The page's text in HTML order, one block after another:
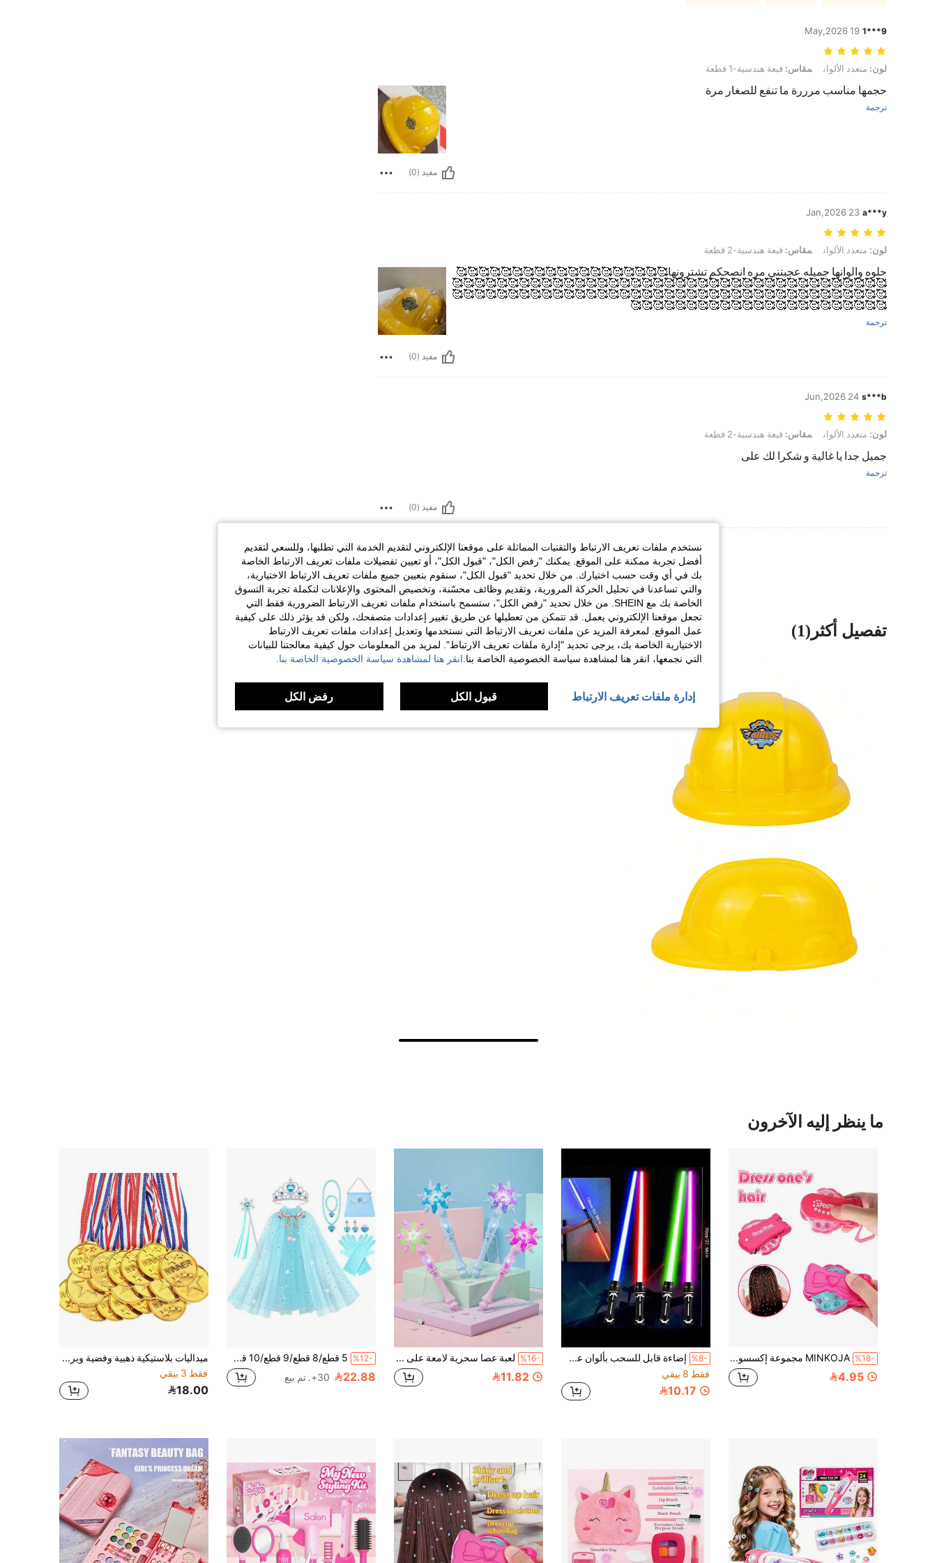
9***1
19 May,2026
لون: متعدد الألوان, مقاس: قبعة هندسية-1 قطعة
لون: متعدد الألوان مقاس: قبعة هندسية-1 قطعة
حجمها مناسب مرررة ما تنفع للصغار مرة
ترجمة
مفيد (0)
a***y
23 Jan,2026
لون: متعدد الألوان, مقاس: قبعة هندسية-2 قطعة
لون: متعدد الألوان مقاس: قبعة هندسية-2 قطعة
حلوه والوانها جميله عجبتني مره انصحكم تشترونها🥰🥰🥰🥰🥰🥰🥰🥰🥰🥰🥰🥰🥰🥰🥰🥰🥰🥰🥰
🥰🥰🥰🥰🥰🥰🥰🥰🥰🥰🥰🥰🥰🥰🥰🥰🥰🥰🥰🥰🥰🥰🥰🥰🥰🥰🥰🥰🥰🥰🥰🥰🥰🥰🥰🥰🥰🥰🥰
🥰🥰🥰🥰🥰🥰🥰🥰🥰🥰🥰🥰🥰🥰🥰🥰🥰🥰🥰🥰🥰🥰🥰🥰🥰🥰🥰🥰🥰🥰🥰🥰🥰🥰🥰🥰🥰🥰🥰
🥰🥰🥰🥰🥰🥰🥰🥰🥰🥰🥰🥰🥰🥰🥰🥰🥰🥰🥰🥰🥰🥰🥰
ترجمة
مفيد (0)
s***b
24 Jun,2026
لون: متعدد الألوان, مقاس: قبعة هندسية-2 قطعة
لون: متعدد الألوان مقاس: قبعة هندسية-2 قطعة
جميل جدا يا غالية و شكرا لك على
ترجمة
مفيد (0)
عرض المزيد من المراجعات
تفصيل أكثر(1)
ما ينظر إليه الآخرون
%18- MINKOJA مجموعة إكسسوارات الشعر للحفلات DIY، 1 مجموعة /100 قطعة /120 قطعة /220 قطعة، مصممة بشكل جميل، شكل ساحر. ، هدايا عيد الهالوين أو عيد الميلاد أو . (أي لون ماسة)
4.95
%8-
إضاءة قابل للسحب بألوان عشوائية، لعبة تفاعلية للأطفال، هدية للمناسبات والأعياد، لعبة إجهاد مزودة بوظيفتي الوميض والإضاءة (البطاريات غير مشمولة)، ألوان متنوعة
فقط 8 بيقي
10.17
%16- لعبة عصا سحرية لامعة على شكل ندفة ثلجية - لعبة عصا سحرية تفاعلية مضيئة، مناسبة للفتيات - تعمل بالحركة، تأثيرات سحرية - مثالية لحفلات أعياد الميلاد وألعاب الأميرات، ألعاب أطفال، فتيات، فستان (مطاطي قليلاً)، فستان، ألعاب
11.82
%12- 5 قطع/8 قطع/9 قطع/10 قطع/11 قطعة/12 قطعة مجموعة رداء الأميرة، رداء التنكر مع تاج وعصا سحرية ومجوهرات وحقيبة، ملابس تنكرية للبنات الصغيرات، رداء الأميرة هدية عيد الميلاد والكريسماس (أزرق) (بعض الملحقات لها ألوان وأنماط وكميات وأنماط عشوائية)
22.88 30+. تم بيع
ميداليات بلاستيكية ذهبية وفضية وبرونزية بكميات 10/30 قطعة للمسابقات الخاصة بالأطفال
فقط 3 بيقي
18.00
نستخدم ملفات تعريف الارتباط والتقنيات المماثلة على موقعنا الإلكتروني لتقديم الخدمة التي تطلبها، وللسعي لتقديم
أفضل تجربة ممكنة على الموقع. يمكنك "رفض الكل"، "قبول الكل"، أو تعيين تفضيلات ملفات تعريف الارتباط الخاصة
بك في أي وقت حسب اختيارك. من خلال تحديد "قبول الكل"، سنقوم بتعيين جميع ملفات تعريف الارتباط الاختيارية،
والتي تساعدنا في تحليل الحركة المرورية، وتقديم وظائف محسّنة، وتخصيص المحتوى والإعلانات لتكملة تجربة التسوق
الخاصة بك مع SHEIN. من خلال تحديد "رفض الكل"، ستسمح باستخدام ملفات تعريف الارتباط الضرورية فقط التي
تجعل موقعنا الإلكتروني يعمل. قد تتمكن من تعطيلها عن طريق تغيير إعدادات متصفحك، ولكن قد يؤثر ذلك على كيفية
عمل الموقع. لمعرفة المزيد عن ملفات تعريف الارتباط التي نستخدمها وتعديل إعدادات ملفات تعريف الارتباط
الاختيارية الخاصة بك، يرجى تحديد "إدارة ملفات تعريف الارتباط". لمزيد من المعلومات حول كيفية معالجتنا للبيانات
التي نجمعها، انقر هنا لمشاهدة سياسة الخصوصية الخاصة بنا. انقر هنا لمشاهدة سياسة الخصوصية الخاصة بنا.
إدارة ملفات تعريف الارتباط قبول الكل رفض الكل